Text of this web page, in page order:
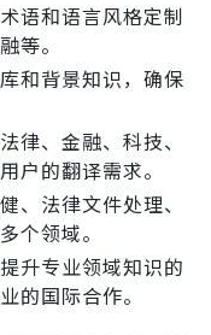
语和语言风格定制
等。
和背景知识，确保
律、金融、科技、
户的翻译需求。
、法律文件处理、
个领域。
升专业领域知识的
的国际合作。